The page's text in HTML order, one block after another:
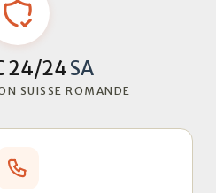
24/24SA
SUISSE ROMANDE